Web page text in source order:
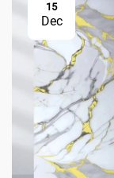
15
Dec